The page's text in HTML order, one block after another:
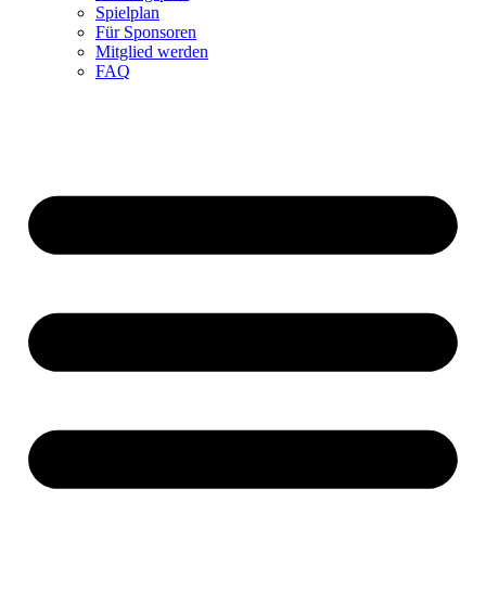
Spielplan
Für Sponsoren
Mitglied werden
FAQ